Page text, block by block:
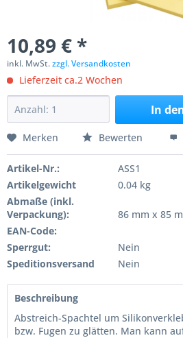
10,89 € *
inkl. MwSt.zzgl. Versandkosten
Lieferzeit ca.2 Wochen
In
Merken Bewerten
Artikel-Nr.:
ASS1
Artikelgewicht
0.04 kg
Abmaße (inkl.
Verpackung):
86 mm x 85
EAN-Code:
Sperrgut:
Nein
Speditionsversand
Nein
Beschreibung
Abstreich-Spachtel um
bzw. Fugen zu glätten. Man kann